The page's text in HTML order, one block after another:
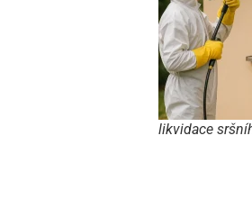
likvidace